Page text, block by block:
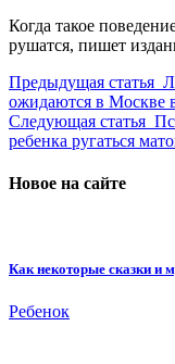
Когда такое
рушатся, пишет
Предыдущая статья
ожидаются в Москве
Следующая статья
ребенка ругаться
Новое на сайте
Как некоторые сказки и
Ребенок